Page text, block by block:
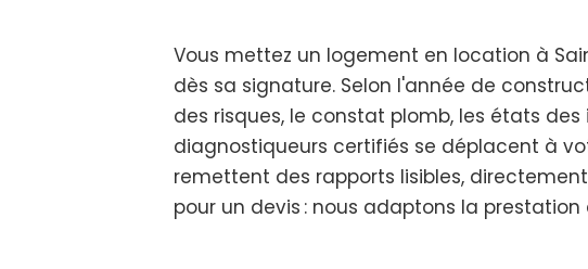
Vous mettez un logement en location à
dès sa signature. Selon l'année de
des risques, le constat plomb, les états
diagnostiqueurs certifiés se déplacent à
remettent des rapports lisibles,
pour un devis : nous adaptons la